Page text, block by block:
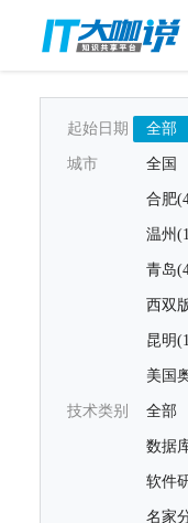
起始日期 全部
城市 全国
合肥
温州
青岛
西双
昆明
美国
技术类别 全部
数据
软件
名家